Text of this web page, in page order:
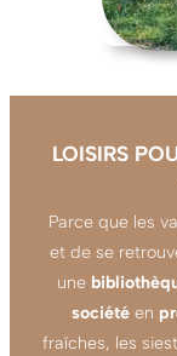
LOISIRS
Parce que les
et de se
une
sociétéen
fraîches, les